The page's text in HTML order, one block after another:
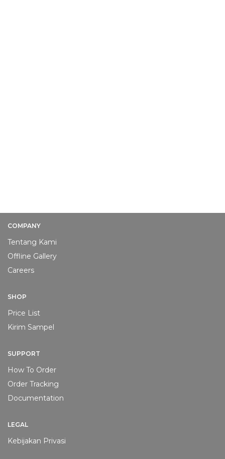
COMPANY
Tentang Kami
Offline Gallery
Careers
SHOP
Price List
Kirim Sampel
SUPPORT
How To Order
Order Tracking
Documentation
LEGAL
Kebijakan Privasi